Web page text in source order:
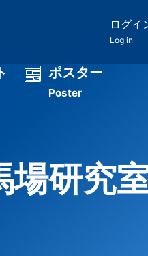
ログイ
Log in
ポスター
Poster
場研究